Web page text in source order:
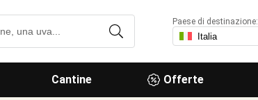
Cantine Offerte
Paese di destinazione: